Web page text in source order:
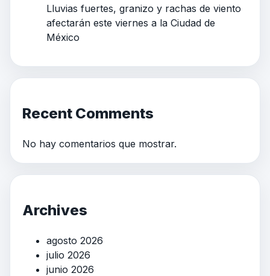
Lluvias fuertes, granizo y rachas de viento
afectarán este viernes a la Ciudad de
México
Recent Comments
No hay comentarios que mostrar.
Archives
agosto 2026
julio 2026
junio 2026